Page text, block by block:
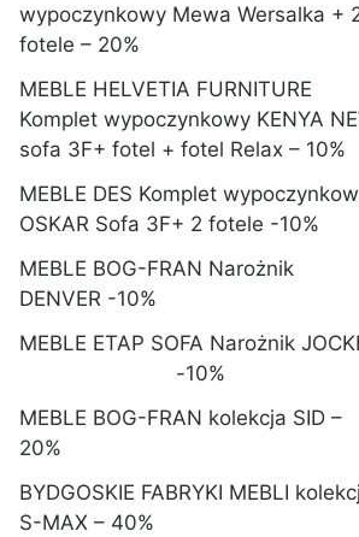
wypoczynkowy Mewa Wersalka +
fotele – 20%
MEBLE HELVETIA FURNITURE
Komplet wypoczynkowy KENYA
sofa 3F+ fotel + fotel Relax – 10%
MEBLE DES Komplet
OSKAR Sofa 3F+ 2 fotele -10%
MEBLE BOG-FRAN Narożnik
DENVER -10%
MEBLE ETAP SOFA Narożnik
-10%
MEBLE BOG-FRAN kolekcja SID –
20%
BYDGOSKIE FABRYKI MEBLI
S-MAX – 40%